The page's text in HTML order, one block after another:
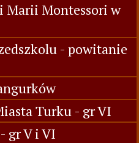
Marii Montessori w
- powitanie
Turku - gr VI
gr V i VI